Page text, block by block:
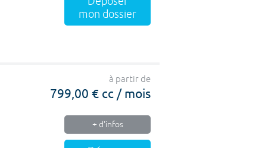
mon dossier
à partir de
799,00 € cc / mois
+ d'infos